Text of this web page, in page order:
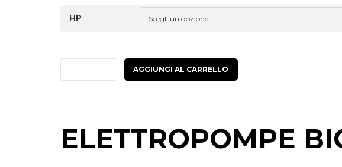
prezzo:
da
€270.00
€440.00
HP
STDM/STD
-
CONFORTO
quantità
AGGIUNGI AL CARRELLO
ELETTROPOMPE